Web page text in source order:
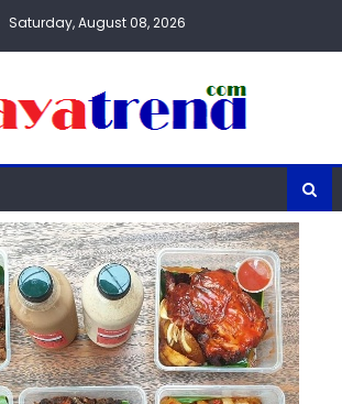
Saturday, August 08, 2026